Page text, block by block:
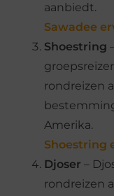
aanbiedt.
Sawadee
Shoestring
rondreizen
Amerika.
Shoestring
Djoser –
rondreizen